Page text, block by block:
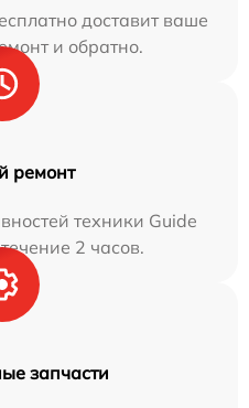
доставит ваше
и обратно.
ремонт
техники Guide
2 часов.
запчасти